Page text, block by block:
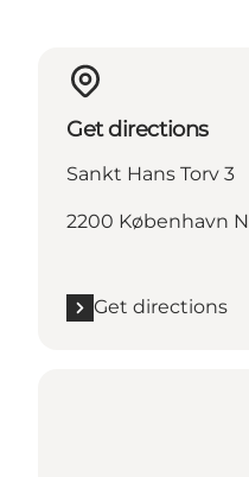
Get directions
Sankt Hans Torv 3
2200 København N
Get directions